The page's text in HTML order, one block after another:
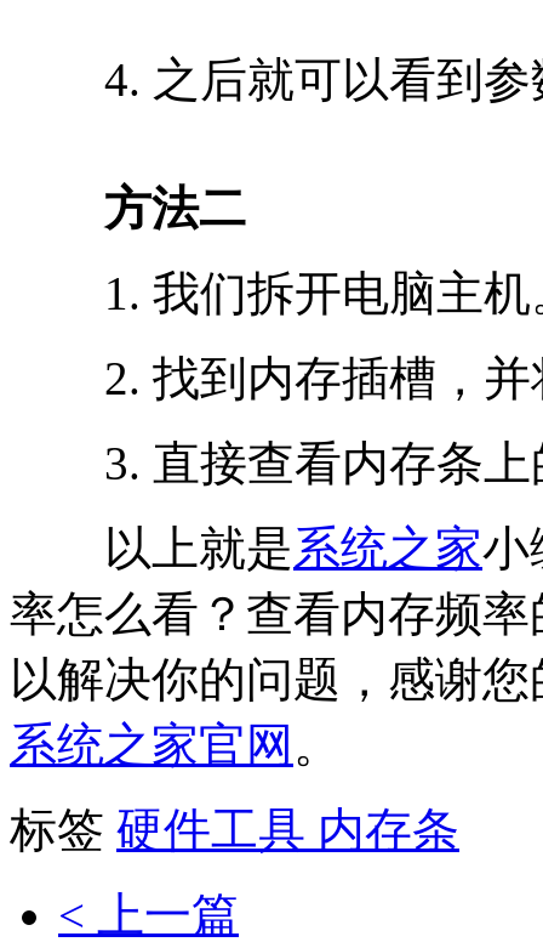
4. 之后就可以看到参
方法二
1. 我们拆开电脑主机
2. 找到内存插槽，并
3. 直接查看内存条上
以上就是系统之家小
率怎么看？查看内存频
以解决你的问题，感谢
系统之家官网 。
标签 硬件工具 内存条
< 上一篇